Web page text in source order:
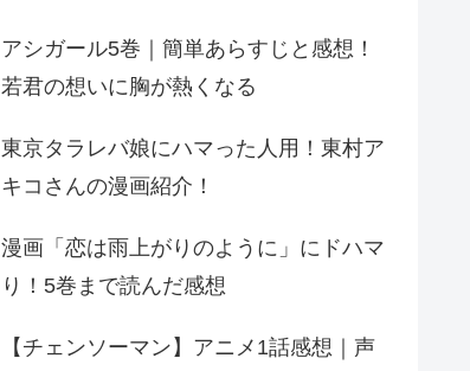
アシガール5巻｜簡単あらすじと感想！
若君の想いに胸が熱くなる
東京タラレバ娘にハマった人用！東村ア
キコさんの漫画紹介！
漫画「恋は雨上がりのように」にドハマ
り！5巻まで読んだ感想
【チェンソーマン】アニメ1話感想｜声